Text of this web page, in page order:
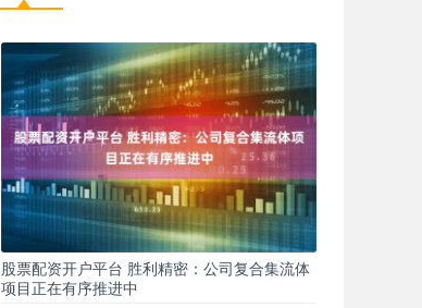
股票配资开户平台 胜利精密：公司复合集流体
项目正在有序推进中